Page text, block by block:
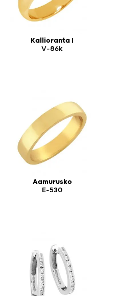
Kallioranta I
V-86k
Aamurusko
E-530